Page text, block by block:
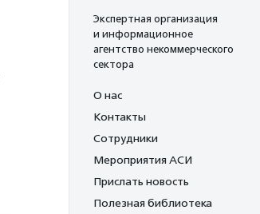
Экспертная организация
и информационное
агентство некоммерческого
сектора
О нас
Контакты
Сотрудники
Мероприятия АСИ
Прислать новость
Полезная библиотека